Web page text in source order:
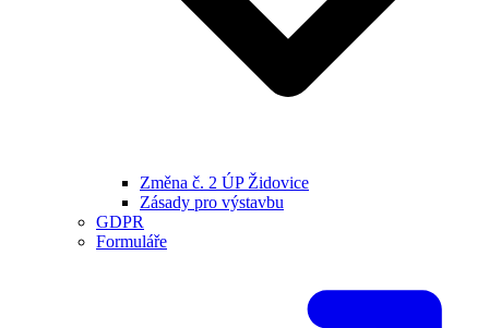
Změna č. 2 ÚP Židovice
Zásady pro výstavbu
GDPR
Formuláře